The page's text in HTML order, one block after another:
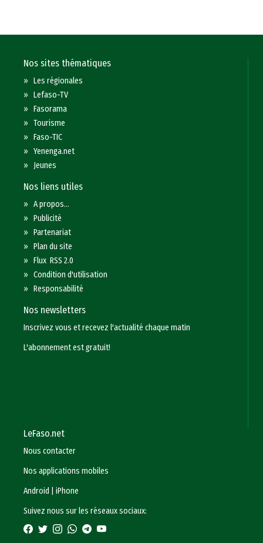
Nos sites thématiques
»Les régionales
»Lefaso-TV
»Fasorama
»Tourisme
»Faso-TIC
»Yenenga.net
» Jeunes
Nos liens utiles
»A propos...
»Publicité
»Partenariat
»Plan du site
»Flux RSS 2.0
»Condition d'utilisation
»Responsabilité
Nos newsletters
Inscrivez vous et recevez l'actualité chaque matin
L'abonnement est gratuit!
LeFaso.net
Nous contacter
Nos applications mobiles
Android |iPhone
Suivez nous sur les réseaux sociaux: